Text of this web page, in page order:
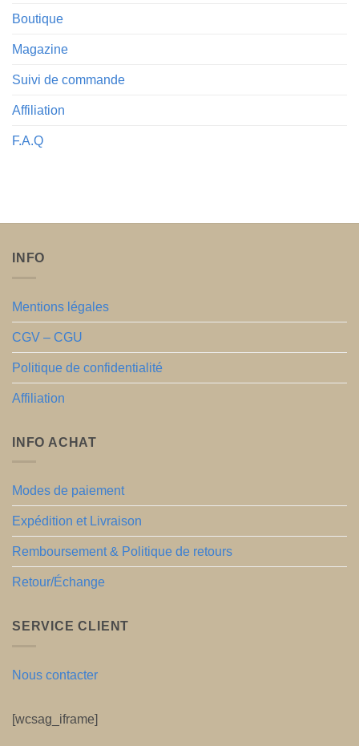
Boutique
Magazine
Suivi de commande
Affiliation
F.A.Q
INFO
Mentions légales
CGV – CGU
Politique de confidentialité
Affiliation
INFO ACHAT
Modes de paiement
Expédition et Livraison
Remboursement & Politique de retours
Retour/Échange
SERVICE CLIENT
Nous contacter
[wcsag_iframe]